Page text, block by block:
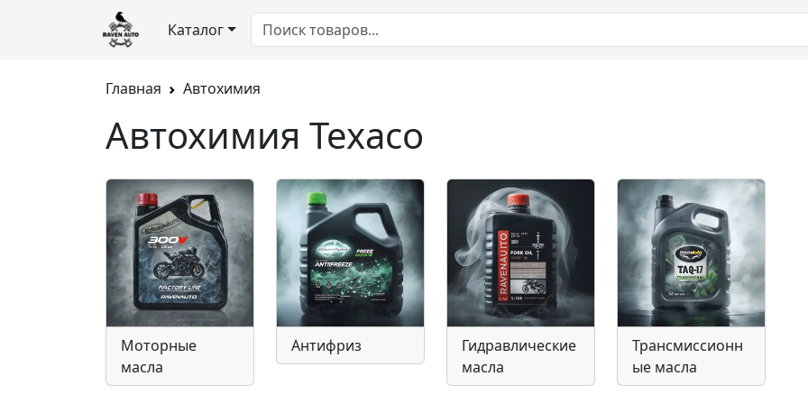
Каталог
Главная Автохимия
Автохимия Texaco
Моторные
масла
Антифриз
Гидравлические
масла
Трансмиссионн
ые масла